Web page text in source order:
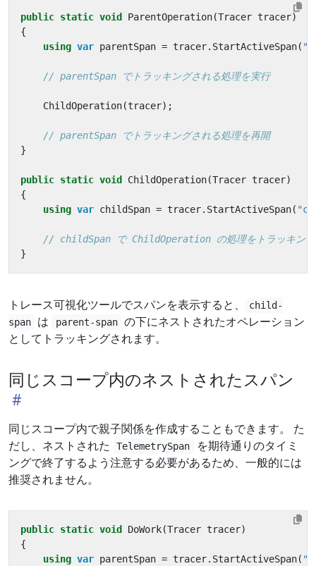
public static void ParentOperation(Tracer tracer)
{
using var parentSpan = tracer. StartActiveSpan(
// parentSpan でトラッキングされる処理を実行
ChildOperation(tracer);
// parentSpan でトラッキングされる処理を再開
}
public static void ChildOperation(Tracer tracer)
{
using var childSpan = tracer. StartActiveSpan(
// childSpan で ChildOperation の処理をトラッキング
}
トレース可視化ツールでスパンを表示すると、
child-
span
は parent-span の下にネストされたオペレーション
としてトラッキングされます。
同じスコープ内のネストされたスパン
同じスコープ内で親子関係を作成することもできます。 た
だし、ネストされた
TelemetrySpan
を期待通りのタイミ
ングで終了するよう注意する必要があるため、一般的には
推奨されません。
public static void DoWork(Tracer tracer)
{
using var parentSpan = tracer. StartActiveSpan(